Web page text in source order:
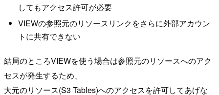
してもアクセス許可が必要
VIEWの参照元のリソースリンクをさらに外部アカウン
トに共有できない
結局のところVIEWを使う場合は参照元のリソースへのアク
セスが発生するため、
大元のリソース(S3 Tables)へのアクセスを許可してあげな